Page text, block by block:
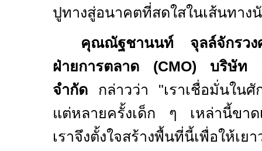
ปูทางสู่อนาคตที่สดใสในเส้นทาง
คุณณัฐชานนท์ จุลล์จักรวง
ฝ่ายการตลาด (CMO) บริษัท
จำกัด กล่าวว่า "เราเชื่อมั่นใน
แต่หลายครั้งเด็ก ๆ เหล่านี้ขาด
เราจึงตั้งใจสร้างพื้นที่นี้เพื่อให้เย